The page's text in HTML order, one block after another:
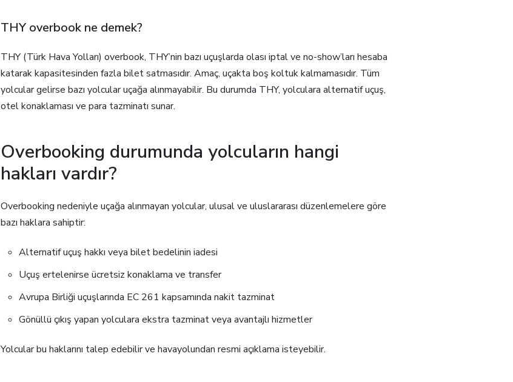
THY overbook ne demek?
THY (Türk Hava Yolları) overbook, THY’nin bazı uçuşlarda olası iptal ve no-show’ları hesaba
katarak kapasitesinden fazla bilet satmasıdır. Amaç, uçakta boş koltuk kalmamasıdır. Tüm
yolcular gelirse bazı yolcular uçağa alınmayabilir. Bu durumda THY, yolculara alternatif uçuş,
otel konaklaması ve para tazminatı sunar.
Overbooking durumunda yolcuların hangi
hakları vardır?
Overbooking nedeniyle uçağa alınmayan yolcular, ulusal ve uluslararası düzenlemelere göre
bazı haklara sahiptir:
Alternatif uçuş hakkı veya bilet bedelinin iadesi
Uçuş ertelenirse ücretsiz konaklama ve transfer
Avrupa Birliği uçuşlarında EC 261 kapsamında nakit tazminat
Gönüllü çıkış yapan yolculara ekstra tazminat veya avantajlı hizmetler
Yolcular bu haklarını talep edebilir ve havayolundan resmi açıklama isteyebilir.